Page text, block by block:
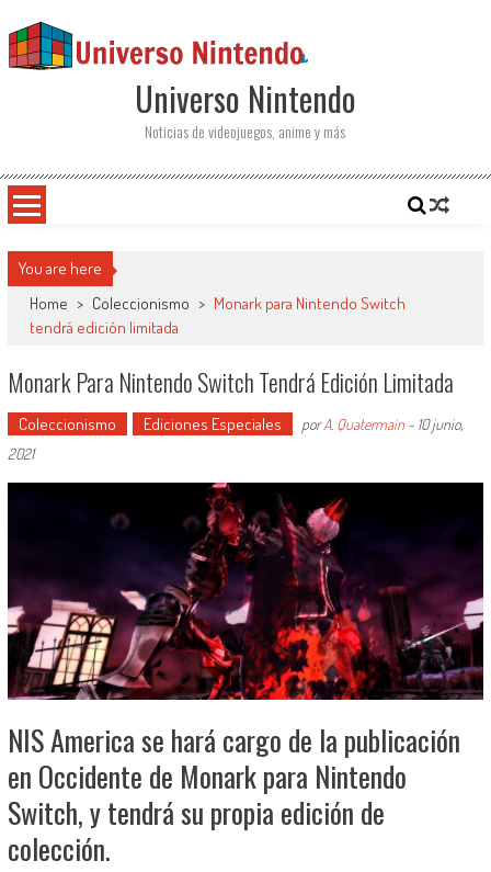
Universo Nintendo
Noticias de videojuegos, anime y más
You are here
Home > Coleccionismo > Monark para Nintendo Switch
tendrá edición limitada
Monark Para Nintendo Switch Tendrá Edición Limitada
Coleccionismo Ediciones Especiales porA. Quatermain- 10 junio,
2021
NIS America se hará cargo de la publicación
en Occidente de Monark para Nintendo
Switch, y tendrá su propia edición de
colección.